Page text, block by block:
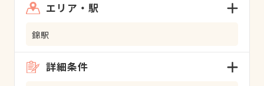
エリア・駅
錦駅
詳細条件